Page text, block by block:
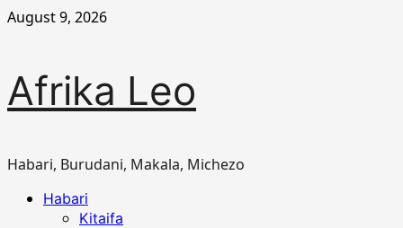
Skip
August 9, 2026
Afrika Leo
Habari, Burudani, Makala, Michezo
PrimaryHabari
Kitaifa